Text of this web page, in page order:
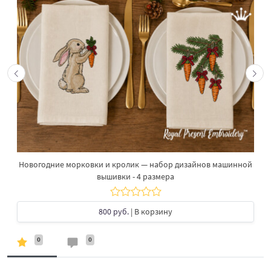
Новогодние морковки и кролик — набор дизайнов машинной
вышивки - 4 размера
800 руб. | В корзину
0 0